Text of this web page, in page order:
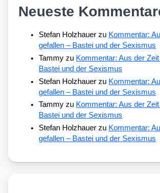
Neueste
Stefan Holzhauer zu Kommentar:
gefallen – Bastei und der Sexismus
Tammy zu Kommentar: Aus der
Bastei und der Sexismus
Stefan Holzhauer zu Kommentar:
gefallen – Bastei und der Sexismus
Tammy zu Kommentar: Aus der
Bastei und der Sexismus
Stefan Holzhauer zu Kommentar:
gefallen – Bastei und der Sexismus